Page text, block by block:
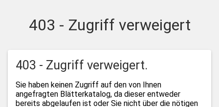
403 - Zugriff verweigert
403 - Zugriff verweigert.
Sie haben keinen Zugriff auf den von Ihnen
angefragten Blätterkatalog, da dieser entweder
bereits abgelaufen ist oder Sie nicht über die nötigen